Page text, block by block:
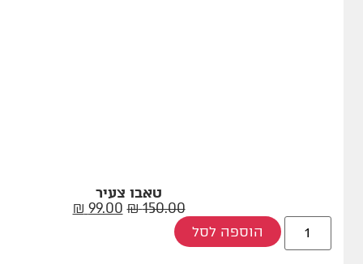
טאבו צעיר
150.00
₪
99.00
₪
הוספה לסל